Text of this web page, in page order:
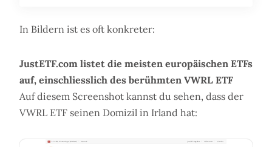
In Bildern ist es oft konkreter:
JustETF.com listet die meisten europäischen ETFs
auf, einschliesslich des berühmten VWRL ETF
Auf diesem Screenshot kannst du sehen, dass der
VWRL ETF seinen Domizil in Irland hat: